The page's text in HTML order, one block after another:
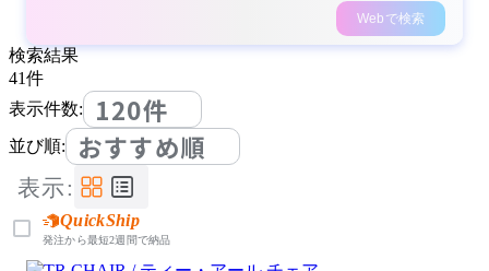
Webで検索
検索結果
41件
表示件数:
120件
並び順: おすすめ順
表示:
QuickShip
発注から最短2週間で納品